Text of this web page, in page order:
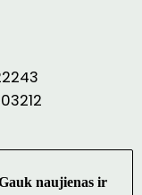
naujienas ir